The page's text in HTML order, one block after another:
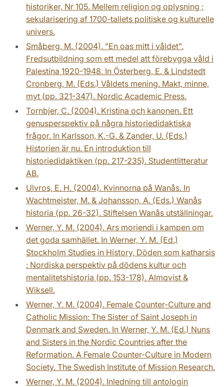
historiker, Nr 105. Mellem religion og oplysning ;
sekularisering af 1700-tallets politiske og kulturelle
univers.
Småberg, M. (2004). "En oas mitt i våldet".
Fredsutbildning som ett medel att förebygga våld i
Palestina 1920-1948. In Österberg, E. & Lindstedt
Cronberg, M. (Eds.) Våldets mening. Makt, minne,
myt (pp. 321-347). Nordic Academic Press.
Tornbjer, C. (2004). Kristina och kanonen. Ett
genusperspektiv på några historiedidaktiska
frågor. In Karlsson, K.-G. & Zander, U. (Eds.)
Historien är nu. En introduktion till
historiedidaktiken (pp. 217-235). Studentlitteratur
AB.
Ulvros, E. H. (2004). Kvinnorna på Wanås. In
Wachtmeister, M. & Johansson, A. (Eds.) Wanås
historia (pp. 26-32). Stiftelsen Wanås utställningar.
Werner, Y. M. (2004). Ars moriendi i kampen om
det goda samhället. In Werner, Y. M. (Ed.)
Stockholm Studies in History, Döden som katharsis
: Nordiska perspektiv på dödens kultur och
mentalitetshistoria (pp. 153-178). Almqvist &
Wiksell.
Werner, Y. M. (2004). Female Counter-Culture and
Catholic Mission: The Sister of Saint Joseph in
Denmark and Sweden. In Werner, Y. M. (Ed.) Nuns
and Sisters in the Nordic Countries after the
Reformation. A Female Counter-Culture in Modern
Society. The Swedish Institute of Mission Research.
Werner, Y. M. (2004). Inledning till antologin